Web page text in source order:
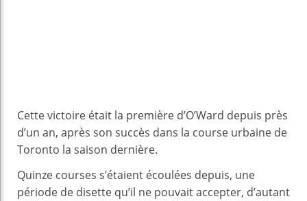
Cette victoire était la première d’O’Ward depuis près
d’un an, après son succès dans la course urbaine de
Toronto la saison dernière.
Quinze courses s’étaient écoulées depuis, une
période de disette qu’il ne pouvait accepter, d’autant